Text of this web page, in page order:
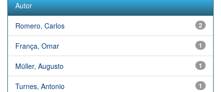
Autor
2
Romero, Carlos
1
França, Omar
1
Müller, Augusto
1
Turnes, Antonio